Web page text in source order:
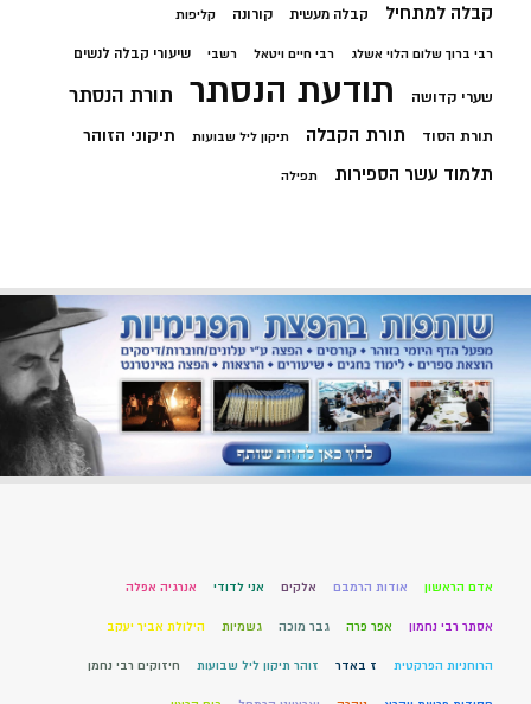
קבלה למתחיל קבלה מעשית קורונה קליפות
רבי ברוך שלום הלוי אשלג רבי חיים ויטאל רשבי שיעורי קבלה לנשים
שערי קדושה תודעת הנסתר תורת הנסתר
תורת הסוד תורת הקבלה תיקון ליל שבועות תיקוני הזוהר
תלמוד עשר הספירות תפילה
אדם הראשון אודות הרמבם אלקים אני לדודי אנרגיה אפלה
אסתר רבי נחמון אפר פרה גבר מוכה גשמיות הילולת אביר יעקב
הרוחניות הפרקטית ז באדר זוהר תיקון ליל שבועות חיזוקים רבי נחמן